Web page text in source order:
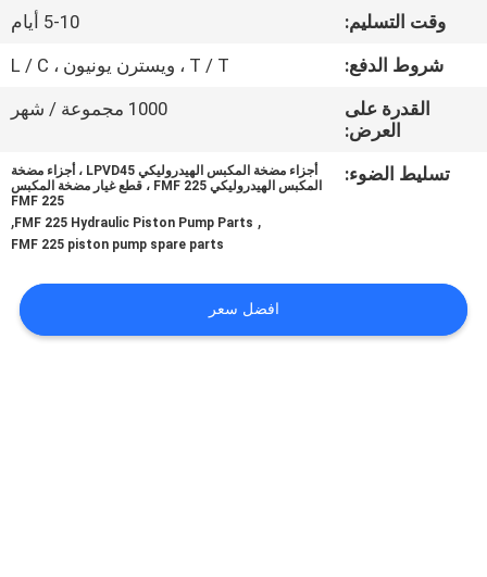
مراقبة
الجودة
حالات
وقت التسليم:
5-10 أيام
شروط الدفع:
T / T ، ويسترن يونيون ، L / C
القدرة على
العرض:
1000 مجموعة / شهر
تسليط الضوء:
أجزاء مضخة المكبس الهيدروليكي LPVD45 ، أجزاء مضخة
المكبس الهيدروليكي FMF 225 ، قطع غيار مضخة المكبس
FMF 225
,
FMF 225 Hydraulic Piston Pump Parts
,
FMF 225 piston pump spare parts
افضل سعر